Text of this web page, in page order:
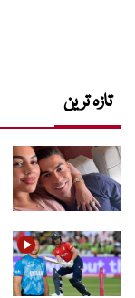
تازہ ترین